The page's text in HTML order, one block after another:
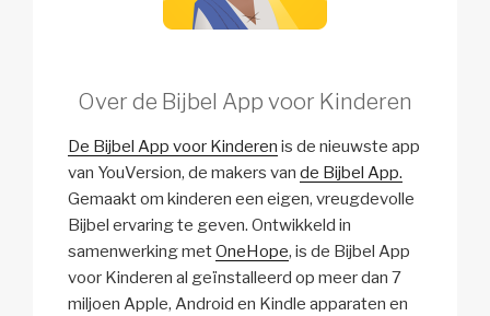
Over de Bijbel App voor Kinderen
De Bijbel App voor Kinderen is de nieuwste app
van YouVersion, de makers van de Bijbel App.
Gemaakt om kinderen een eigen, vreugdevolle
Bijbel ervaring te geven. Ontwikkeld in
samenwerking metOneHope, is de Bijbel App
voor Kinderen al geïnstalleerd op meer dan 7
miljoen Apple, Android en Kindle apparaten en